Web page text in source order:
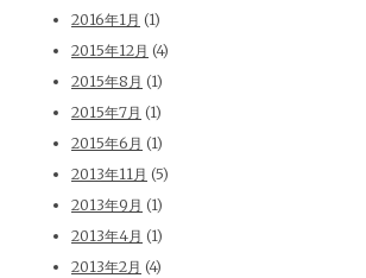
2016年1月 (1)
2015年12月 (4)
2015年8月 (1)
2015年7月 (1)
2015年6月 (1)
2013年11月 (5)
2013年9月 (1)
2013年4月 (1)
2013年2月 (4)